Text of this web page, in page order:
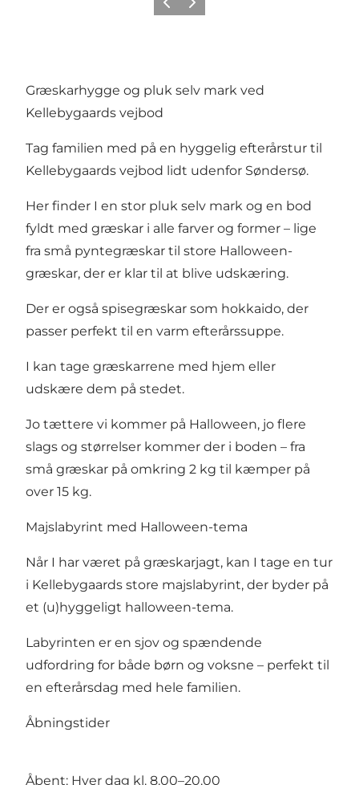
Forrige billede
Næste billede
Græskarhygge og pluk selv mark ved
Kellebygaards vejbod
Tag familien med på en hyggelig efterårstur til
Kellebygaards vejbod lidt udenfor Søndersø.
Her finder I en stor pluk selv mark og en bod
fyldt med græskar i alle farver og former – lige
fra små pyntegræskar til store Halloween-
græskar, der er klar til at blive udskæring.
Der er også spisegræskar som hokkaido, der
passer perfekt til en varm efterårssuppe.
I kan tage græskarrene med hjem eller
udskære dem på stedet.
Jo tættere vi kommer på Halloween, jo flere
slags og størrelser kommer der i boden – fra
små græskar på omkring 2 kg til kæmper på
over 15 kg.
Majslabyrint med Halloween-tema
Når I har været på græskarjagt, kan I tage en tur
i Kellebygaards store majslabyrint, der byder på
et (u)hyggeligt halloween-tema.
Labyrinten er en sjov og spændende
udfordring for både børn og voksne – perfekt til
en efterårsdag med hele familien.
Åbningstider
Åbent: Hver dag kl. 8.00–20.00